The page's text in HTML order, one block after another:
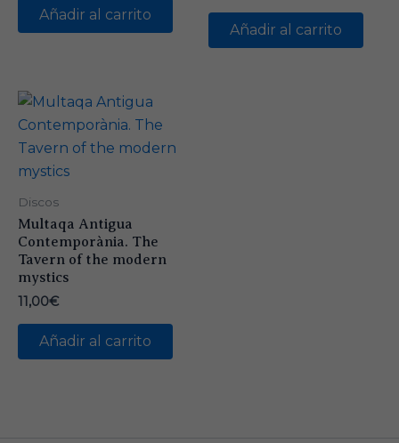
Añadir al carrito
Añadir al carrito
Discos
Multaqa Antigua
Contemporània. The
Tavern of the modern
mystics
11,00€
Añadir al carrito